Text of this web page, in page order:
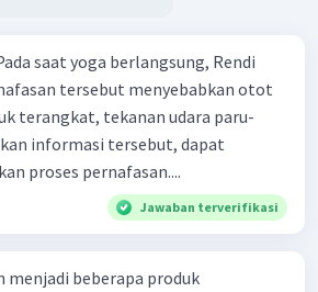
saat yoga berlangsung, Rendi
tersebut menyebabkan otot
terangkat, tekanan udara paru-
informasi tersebut, dapat
proses pernafasan....
Jawaban terverifikasi
menjadi beberapa produk